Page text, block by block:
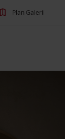
Plan Galerii